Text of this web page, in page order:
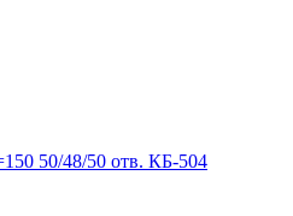
50/48/50 отв. КБ-504